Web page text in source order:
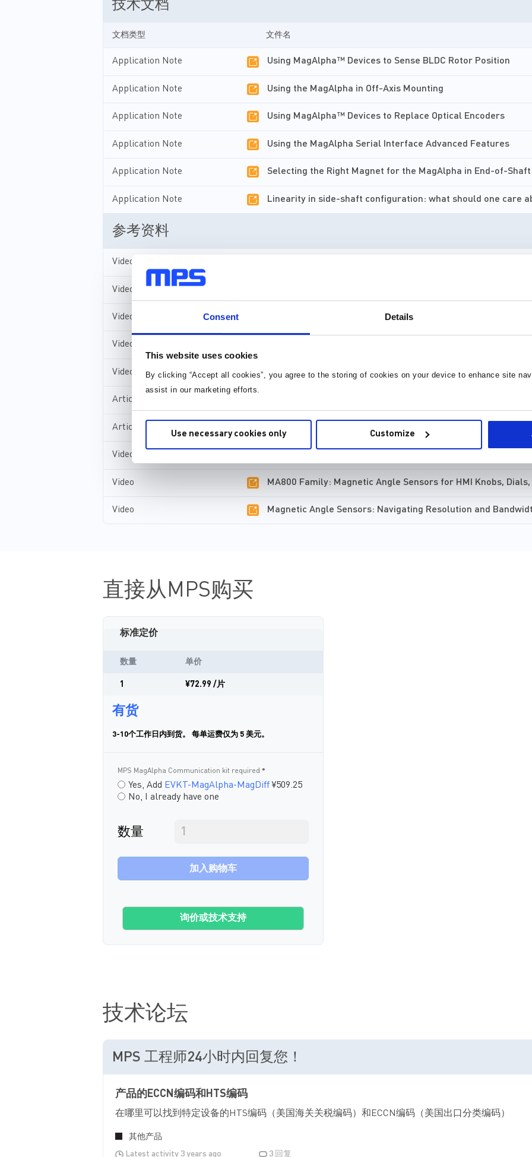
Consent Details
This website uses cookies
By clicking “Accept all cookies”, you agree to the storing of cookies on your device to enhance site
assist in our marketing efforts.
Use necessary cookies only Customize
技术文档
文档类型 文件名
Application Note Using MagAlpha™ Devices to Sense BLDC Rotor Position
Application Note Using the MagAlpha in Off-Axis Mounting
Application Note Using MagAlpha™ Devices to Replace Optical Encoders
Application Note Using the MagAlpha Serial Interface Advanced Features
Application Note Selecting the Right Magnet for the MagAlpha in End-of-
Application Note Linearity in side-shaft configuration: what should one care
参考资料
Video
Video
Video Unboxing Contactless Rotary Sensor and Encoder MagAlpha
Video
Video MagAlpha Position Sensors
Article
Article
Video
Video MA800 Family: Magnetic Angle Sensors for HMI Knobs,
Video Magnetic Angle Sensors: Navigating Resolution and
直接从MPS购买
标准定价
数量 单价
1 ¥72.99 /片
有货
3-10个工作日内到货。 每单运费仅为 5 美元。
MPS MagAlpha Communication kit required
Yes, Add EVKT-MagAlpha-MagDiff ¥509.25
No, I already have one
数量
加入购物车
询价或技术支持
技术论坛
MPS 工程师24小时内回复您！
产品的ECCN编码和HTS编码
在哪里可以找到特定设备的HTS编码（美国海关关税编码）和ECCN编码（美国出口分类编码）
其他产品
Latest activity 3 years ago 3 回复